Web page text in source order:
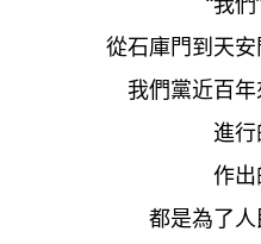
從石庫門到天安
我們黨近百年
進行
作出
都是為了人